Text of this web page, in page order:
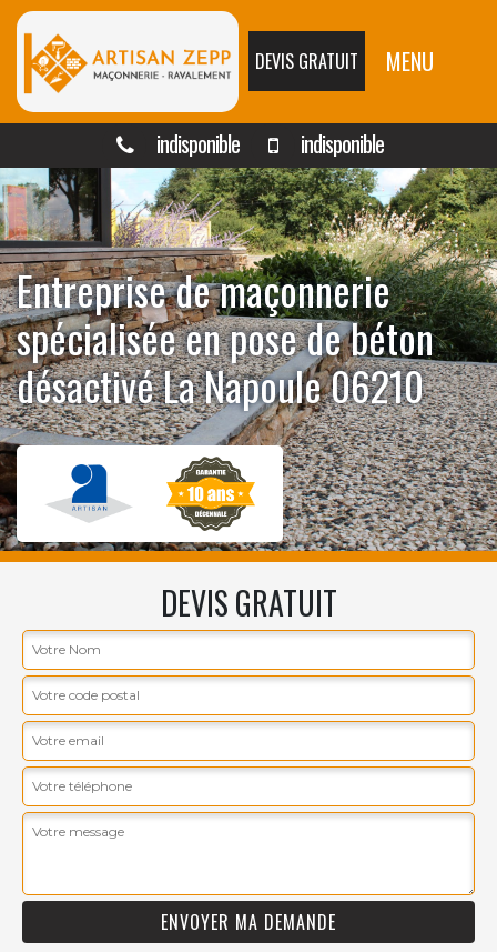
DEVIS GRATUIT MENU
indisponible indisponible
Entreprise de maçonnerie
spécialisée en pose de béton
désactivé La Napoule 06210
DEVIS GRATUIT